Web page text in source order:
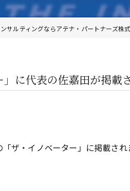
地
ビ
サルティングならアテナ・パートナーズ株
」に代表の佐嘉田が掲載
ザ・イノベーター」に掲載され